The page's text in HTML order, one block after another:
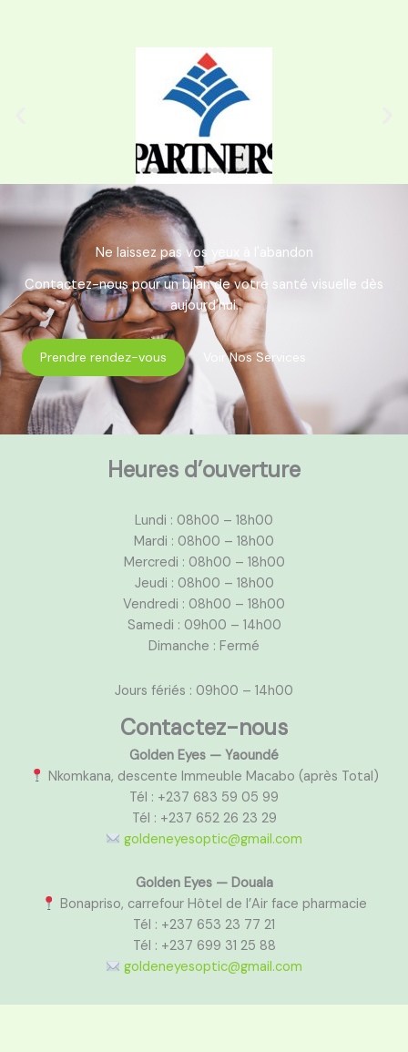
Ne laissez pas vos yeux à l'abandon
Contactez-nous pour un bilan de votre santé visuelle dès
aujourd'hui.
Prendre rendez-vous Voir Nos Services
Heures d’ouverture
Lundi : 08h00 – 18h00
Mardi : 08h00 – 18h00
Mercredi : 08h00 – 18h00
Jeudi : 08h00 – 18h00
Vendredi : 08h00 – 18h00
Samedi : 09h00 – 14h00
Dimanche : Fermé
Jours fériés : 09h00 – 14h00
Contactez-nous
Golden Eyes — Yaoundé
Nkomkana, descente Immeuble Macabo (après Total)
Tél : +237 683 59 05 99
Tél : +237 652 26 23 29
goldeneyesoptic@gmail.com
Golden Eyes — Douala
Bonapriso, carrefour Hôtel de l’Air face pharmacie
Tél : +237 653 23 77 21
Tél : +237 699 31 25 88
goldeneyesoptic@gmail.com